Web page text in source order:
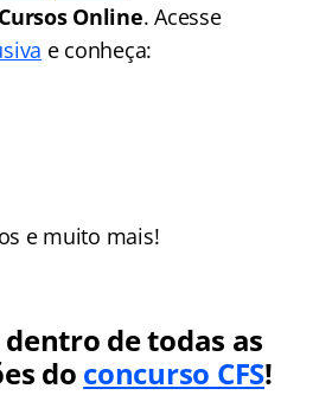
Online. Acesse
e conheça:
e muito mais!
de todas as
do concurso CFS!